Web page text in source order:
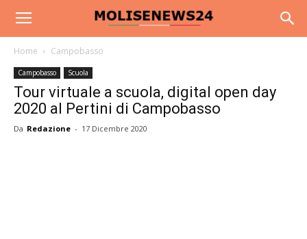
Home Campobasso
Campobasso Scuola
Tour virtuale a scuola, digital open day
2020 al Pertini di Campobasso
Da Redazione - 17 Dicembre 2020